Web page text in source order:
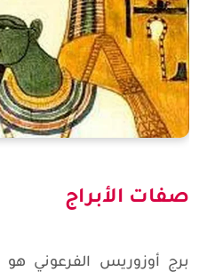
صفات الأبراج
برج أوزوريس الفرعوني هو